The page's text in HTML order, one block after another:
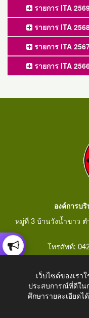
รายการ ITA
รายการ ITA
รายการ ITA
รายการ ITA
องค์การบ
หมู่ที่ 3 บ้านวังน้ำขาว ต
โทรศัพท์:
เว็บไซต์ของเร
ประสบการณ์ที่ดีใน
ศึกษารายละเอียดไ